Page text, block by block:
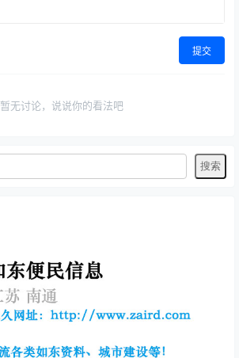
提交
暂无讨论，说说你的看法吧